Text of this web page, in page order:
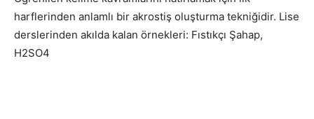
harflerinden anlamlı bir akrostiş oluşturma tekniğidir. Lise
derslerinden akılda kalan örnekleri: Fıstıkçı Şahap,
H2SO4